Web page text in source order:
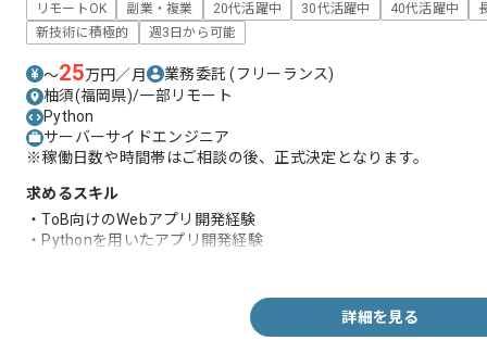
リモートOK 副業・複業 20代活躍中 30代活躍中 40代活躍中
新技術に積極的
週3日から可能
〜25万円／月 業務委託(フリーランス)
柚須(福岡県)/一部リモート
Python
サーバーサイドエンジニア
※稼働日数や時間帯はご相談の後、正式決定となります。
求めるスキル
・ToB向けのWebアプリ開発経験
・Pythonを用いたアプリ開発経験
詳細を見る